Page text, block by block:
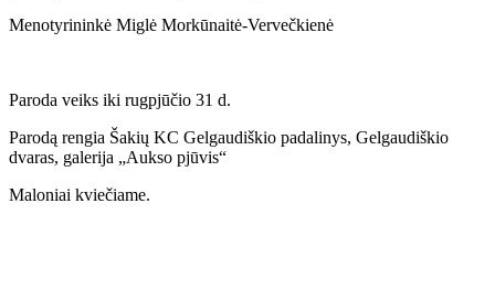
Menotyrininkė Miglė Morkūnaitė-Vervečkienė
Paroda veiks iki rugpjūčio 31 d.
Parodą rengia Šakių KC Gelgaudiškio padalinys, Gelgaudiškio
dvaras, galerija „Aukso pjūvis“
Maloniai kviečiame.